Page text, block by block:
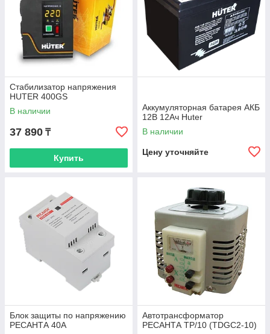
Стабилизатор напряжения
HUTER 400GS
В наличии
37 890 ₸
Купить
Аккумуляторная батарея АКБ
12В 12Ач Huter
В наличии
Цену уточняйте
Блок защиты по напряжению
РЕСАНТА 40A
Автотрансформатор
РЕСАНТА ТР/10 (TDGC2-10)